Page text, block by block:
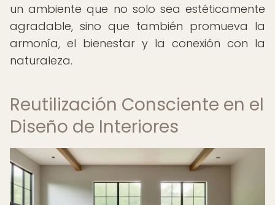
un ambiente que no solo sea estéticamente
agradable, sino que también promueva la
armonía, el bienestar y la conexión con la
naturaleza.
Reutilización Consciente en el
Diseño de Interiores